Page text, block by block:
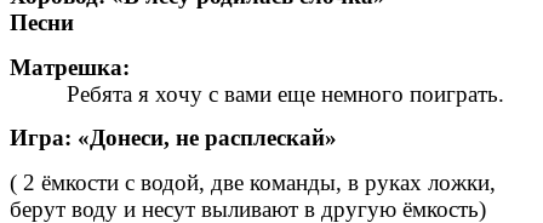
Песни
Матрешка:
Ребята я хочу с вами еще немного поиграть.
Игра: «Донеси, не расплескай»
( 2 ёмкости с водой, две команды, в руках ложки,
берут воду и несут выливают в другую ёмкость)